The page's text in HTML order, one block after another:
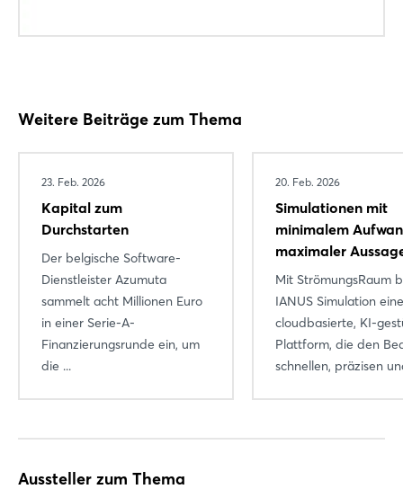
Weitere Beiträge zum Thema
23. Feb. 2026
Kapital zum
Durchstarten
Der belgische Software-
Dienstleister Azumuta
sammelt acht Millionen Euro
in einer Serie-A-
Finanzierungsrunde ein, um
die ...
20. Feb. 2026
Simulationen mit
minimalem
maximaler
Mit StrömungsRaum
IANUS Simulation eine
cloudbasierte, KI-
Plattform, die den
schnellen, präzisen
Aussteller zum Thema
Einloggen
Passwort vergessen?
Jetzt registrieren